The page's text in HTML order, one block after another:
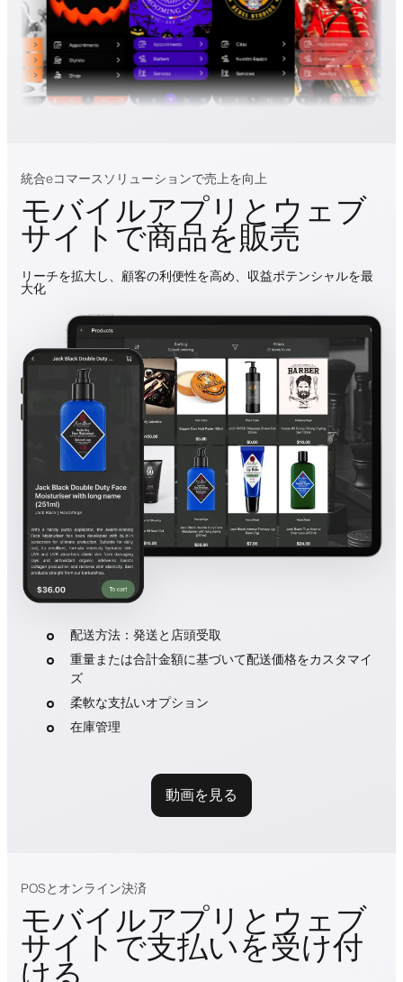
統合eコマースソリューションで売上を向上
モバイルアプリとウェブ
サイトで商品を販売
リーチを拡大し、顧客の利便性を高め、収益ポテンシャルを最
大化
配送方法：発送と店頭受取
重量または合計金額に基づいて配送価格をカスタマイ
ズ
柔軟な支払いオプション
在庫管理
動画を見る
POSとオンライン決済
モバイルアプリとウェブ
サイトで支払いを受け付